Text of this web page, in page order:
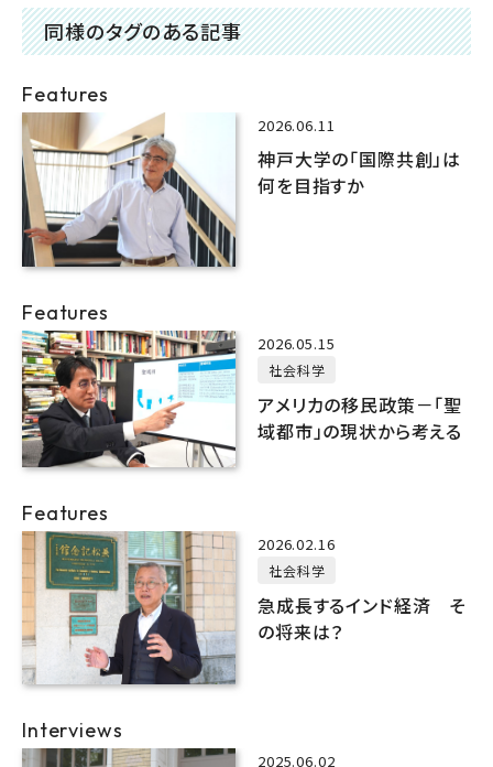
同様のタグのある記事
Features
2026.06.11
神戸大学の「国際共創」は
何を目指すか
Features
2026.05.15
社会科学
アメリカの移民政策－「聖
域都市」の現状から考える
Features
2026.02.16
社会科学
急成長するインド経済 そ
の将来は？
Interviews
2025.06.02